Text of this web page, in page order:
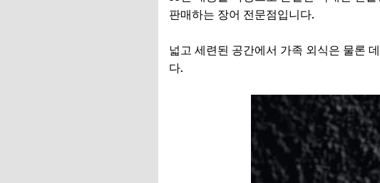
판매하는 장어 전문점입니다.
넓고 세련된 공간에서 가족 외식은 물론
다.